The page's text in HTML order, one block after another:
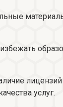
услуг.